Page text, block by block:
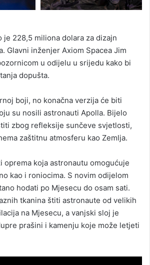
je 228,5 miliona dolara za dizajn
Glavni inženjer Axiom Spacea Jim
u odijelu u srijedu kako bi
dopušta.
boji, no konačna verzija će biti
su nosili astronauti Apolla. Bijelo
zbog refleksije sunčeve svjetlosti,
zaštitnu atmosferu kao Zemlja.
oprema koja astronautu omogućuje
kao i roniocima. S novim odijelom
hodati po Mjesecu do osam sati.
tkanina štiti astronaute od velikih
na Mjesecu, a vanjski sloj je
prašini i kamenju koje može letjeti